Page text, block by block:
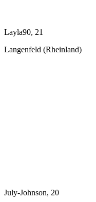
Layla90, 21
Langenfeld (Rheinland)
July-Johnson, 20